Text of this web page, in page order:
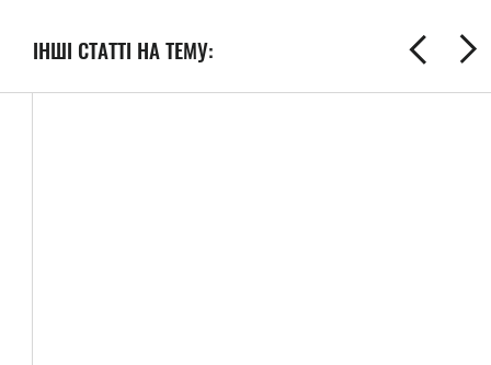
ІНШІ СТАТТІ НА ТЕМУ: